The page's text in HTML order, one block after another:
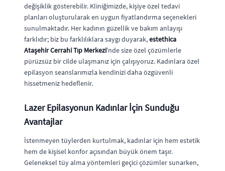
değişiklik gösterebilir. Kliniğimizde, kişiye özel tedavi
planları oluşturularak en uygun fiyatlandırma seçenekleri
sunulmaktadır. Her kadının güzellik ve bakım anlayışı
farklıdır; biz bu farklılıklara saygı duyarak,estethica
Ataşehir Cerrahi Tıp Merkezi'nde size özel çözümlerle
pürüzsüz bir cilde ulaşmanız için çalışıyoruz. Kadınlara özel
epilasyon seanslarımızla kendinizi daha özgüvenli
hissetmeniz hedeflenir.
Lazer Epilasyonun Kadınlar İçin Sunduğu
Avantajlar
İstenmeyen tüylerden kurtulmak, kadınlar için hem estetik
hem de kişisel konfor açısından büyük önem taşır.
Geleneksel tüy alma yöntemleri geçici çözümler sunarken,